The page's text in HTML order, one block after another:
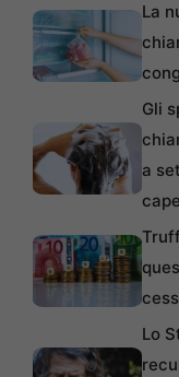
La
Gli
a
Lo